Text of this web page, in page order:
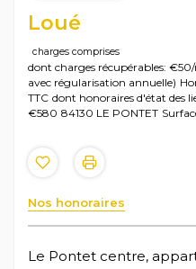
Loué
charges comprises
dont charges récupérables:
avec régularisation annuelle)
TTC dont honoraires d'état des
€580 84130 LE PONTET
Nos honoraires
Le Pontet centre,